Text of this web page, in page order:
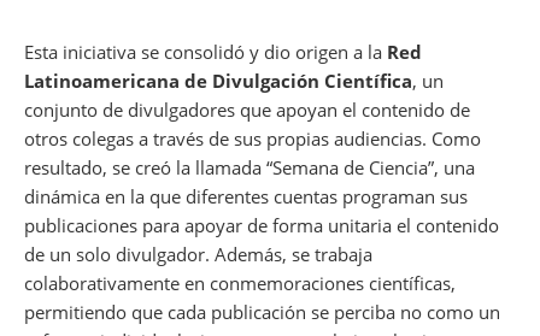
Esta iniciativa se consolidó y dio origen a la Red
Latinoamericana de Divulgación Científica, un
conjunto de divulgadores que apoyan el contenido de
otros colegas a través de sus propias audiencias. Como
resultado, se creó la llamada “Semana de Ciencia”, una
dinámica en la que diferentes cuentas programan sus
publicaciones para apoyar de forma unitaria el contenido
de un solo divulgador. Además, se trabaja
colaborativamente en conmemoraciones científicas,
permitiendo que cada publicación se perciba no como un